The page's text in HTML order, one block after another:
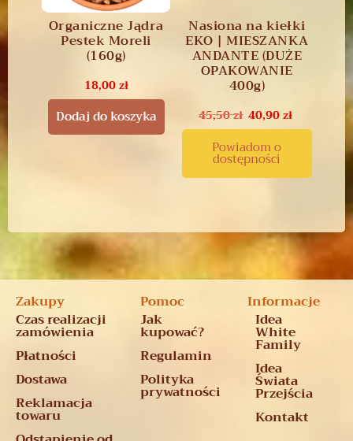
Organiczne Jądra
Pestek Moreli
(160g)
18,00zł
Dodaj do koszyka
Nasiona na kiełki
EKO | MIESZANKA
ANDANTE (DUŻE
OPAKOWANIE
400g)
45,50zł 40,90zł
Powiadom o
dostępności
Zakupy
Czas realizacji
zamówienia
Płatności
Dostawa
Reklamacja
towaru
Pomoc
Jak
kupować?
Regulamin
Polityka
prywatności
Informacje
Idea
White
Family
Idea
Świata
Przejścia
Kontakt